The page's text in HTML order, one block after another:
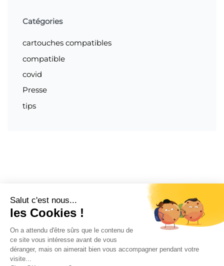
Catégories
cartouches compatibles
compatible
covid
Presse
tips
Contact